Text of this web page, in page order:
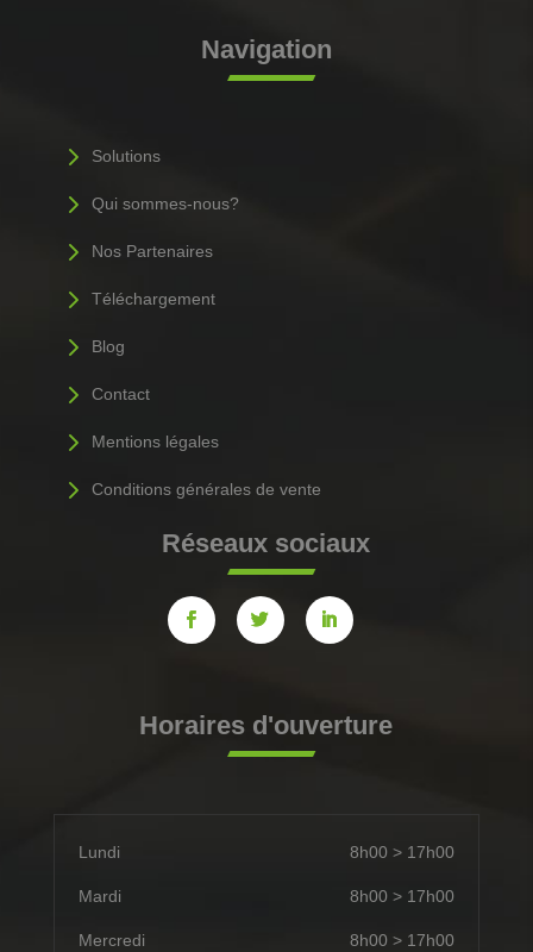
Navigation
5 Solutions
5 Qui sommes-nous?
5 Nos Partenaires
5 Téléchargement
5 Blog
5 Contact
5 Mentions légales
5 Conditions générales de vente
Réseaux sociaux
Horaires d'ouverture
Lundi 8h00 > 17h00
Mardi 8h00 > 17h00
Mercredi 8h00 > 17h00